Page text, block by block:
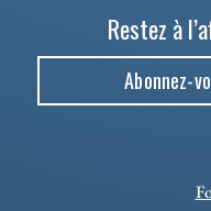
Restez à
Abonnez-